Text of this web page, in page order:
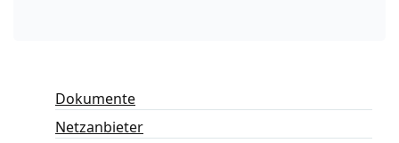
Dokumente
Netzanbieter